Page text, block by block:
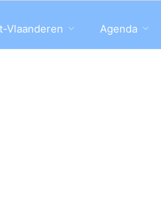
Vlaanderen Agenda